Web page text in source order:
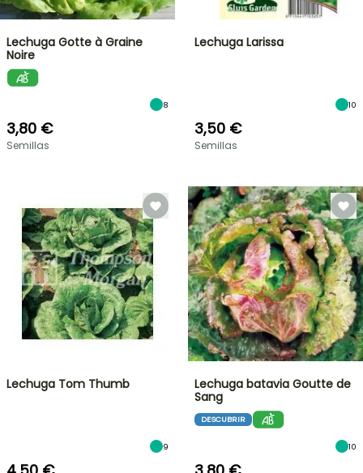
Lechuga Gotte à Graine
Noire
8
3,80 €
Semillas
Lechuga Larissa
10
3,50 €
Semillas
Lechuga Tom Thumb
9
Lechuga batavia Goutte de
Sang
DESCUBRIR
10